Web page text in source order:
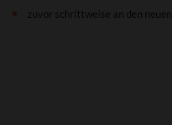
zuvor schrittweise an den neuen